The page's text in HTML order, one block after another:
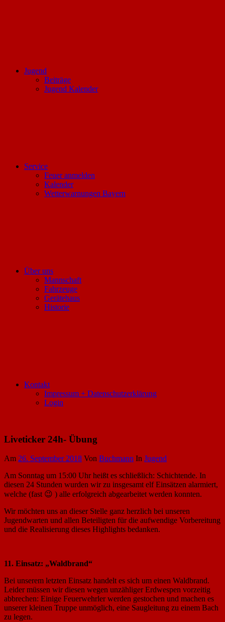
Jugend
Beiträge
Jugend Kalender
Service
Feuer anmelden
Kalender
Wetterwarnungen Bayern
Über uns
Mannschaft
Fahrzeuge
Gerätehaus
Historie
Kontakt
Impressum + Datenschutzerklärung
Login
Liveticker 24h- Übung
Am 26. September 2018 Von Buchmann In Jugend
Am Sonntag um 15:00 Uhr heißt es schließlich: Schichtende. In
diesen 24 Stunden wurden wir zu insgesamt elf Einsätzen alarmiert,
welche (fast 😉 ) alle erfolgreich abgearbeitet werden konnten.
Wir möchten uns an dieser Stelle ganz herzlich bei unseren
Jugendwarten und allen Beteiligten für die aufwendige Vorbereitung
und die Realisierung dieses Highlights bedanken.
11. Einsatz: „Waldbrand“
Bei unserem letzten Einsatz handelt es sich um einen Waldbrand.
Leider müssen wir diesen wegen unzähliger Erdwespen vorzeitig
abbrechen: Einige Feuerwehrler werden gestochen und machen es
unserer kleinen Truppe unmöglich, eine Saugleitung zu einem Bach
zu legen.